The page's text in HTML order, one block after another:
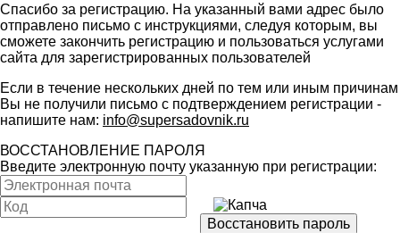
Спасибо за регистрацию. На указанный вами адрес было
отправлено письмо с инструкциями, следуя которым, вы
сможете закончить регистрацию и пользоваться услугами
сайта для зарегистрированных пользователей
Если в течение нескольких дней по тем или иным причинам
Вы не получили письмо с подтверждением регистрации -
напишите нам: info@supersadovnik.ru
ВОССТАНОВЛЕНИЕ ПАРОЛЯ
Введите электронную почту указанную при регистрации: